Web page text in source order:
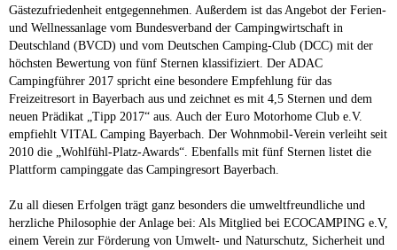
Gästezufriedenheit entgegennehmen. Außerdem ist das Angebot der Ferien-
und Wellnessanlage vom Bundesverband der Campingwirtschaft in
Deutschland (BVCD) und vom Deutschen Camping-Club (DCC) mit der
höchsten Bewertung von fünf Sternen klassifiziert. Der ADAC
Campingführer 2017 spricht eine besondere Empfehlung für das
Freizeitresort in Bayerbach aus und zeichnet es mit 4,5 Sternen und dem
neuen Prädikat „Tipp 2017“ aus. Auch der Euro Motorhome Club e.V.
empfiehlt VITAL Camping Bayerbach. Der Wohnmobil-Verein verleiht seit
2010 die „Wohlfühl-Platz-Awards“. Ebenfalls mit fünf Sternen listet die
Plattform campinggate das Campingresort Bayerbach.
Zu all diesen Erfolgen trägt ganz besonders die umweltfreundliche und
herzliche Philosophie der Anlage bei: Als Mitglied bei ECOCAMPING e.V,
einem Verein zur Förderung von Umwelt- und Naturschutz, Sicherheit und